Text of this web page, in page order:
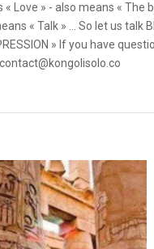
« Love » - also means «
« Talk » ... So let us talk
» If you have